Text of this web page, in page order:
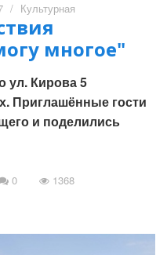
/ Культурная
многое"
ул. Кирова 5
Приглашённые гости
и поделились
0 1368